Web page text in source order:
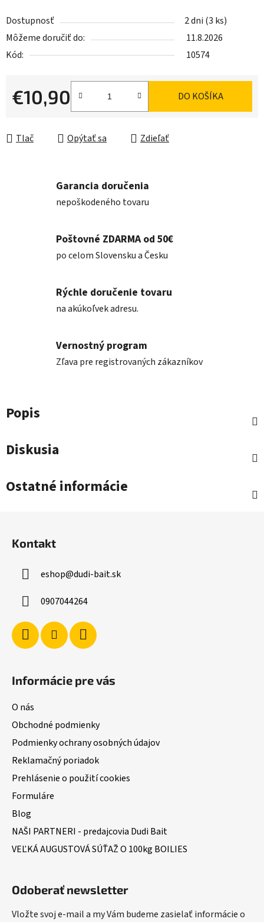
Dostupnosť 2 dni (3 ks)
Môžeme doručiť do:
11.8.2026
Kód:
10574
€10,90
Jednotková cena:
DO KOŠÍKA
Tlač Opýtať sa Zdieľať
Garancia doručenia
nepoškodeného tovaru
Poštovné ZDARMA od 50€
po celom Slovensku a Česku
Rýchle doručenie tovaru
na akúkoľvek adresu.
Vernostný program
Zľava pre registrovaných zákazníkov
Popis
Diskusia
Ostatné informácie
Kontakt
eshop@dudi-bait.sk
0907044264
Informácie pre vás
O nás
Obchodné podmienky
Podmienky ochrany osobných údajov
Reklamačný poriadok
Prehlásenie o použití cookies
Formuláre
Blog
NAŠI PARTNERI - predajcovia Dudi Bait
VEĽKÁ AUGUSTOVÁ SÚŤAŽ O 100kg BOILIES
Odoberať newsletter
Vložte svoj e-mail a my Vám budeme zasielať informácie o